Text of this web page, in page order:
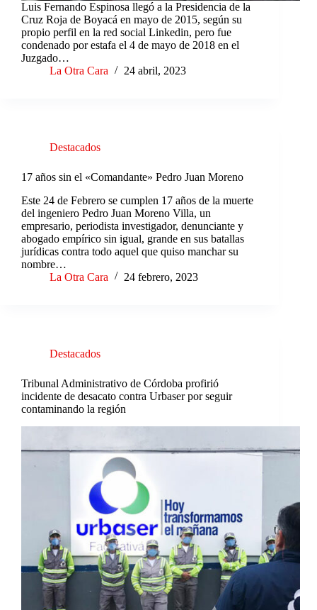
Luis Fernando Espinosa llegó a la Presidencia de la
Cruz Roja de Boyacá en mayo de 2015, según su
propio perfil en la red social Linkedin, pero fue
condenado por estafa el 4 de mayo de 2018 en el
Juzgado…
La Otra Cara
24 abril, 2023
Destacados
17 años sin el «Comandante» Pedro Juan Moreno
Este 24 de Febrero se cumplen 17 años de la muerte
del ingeniero Pedro Juan Moreno Villa, un
empresario, periodista investigador, denunciante y
abogado empírico sin igual, grande en sus batallas
jurídicas contra todo aquel que quiso manchar su
nombre…
La Otra Cara
24 febrero, 2023
Destacados
Tribunal Administrativo de Córdoba profirió
incidente de desacato contra Urbaser por seguir
contaminando la región